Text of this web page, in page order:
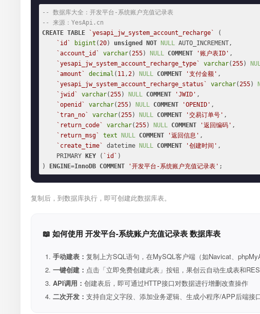
-- 数据库大全：开发平台-系统账户充值记录表
-- 来源：YesApi.cn
CREATE TABLE `yesapi_jw_system_account_recharge`
(
`id`
bigint (20) unsigned NOT NULL AUTO_INCREMENT,
`account_id`
varchar(255) NULL COMMENT '账户表ID' ,
`yesapi_jw_system_account_recharge_type`
varchar(255)
`amount`
decimal ( 11,2) NULL COMMENT '支付金额' ,
`yesapi_jw_system_account_recharge_status`
varchar(255)
`jwid`
varchar(255) NULL COMMENT 'JWID' ,
`openid`
varchar(255) NULL COMMENT 'OPENID' ,
`tran_no`
varchar(255) NULL COMMENT '交易订单号' ,
`return_code`
varchar(255) NULL COMMENT '返回编码' ,
`return_msg`
text NULL COMMENT '返回信息' ,
`create_time`
datetime NULL COMMENT '创建时间' ,
    PRIMARY
KEY ( `id` )
)
ENGINE=InnoDB COMMENT '开发平台-系统账户充值记录表' ;
复制后，到数据库执行，即可创建此数据库表。
📖 如何使用 开发平台-系统账户充值记录表 数据库表
手动建表： 复制上方SQL语句，在MySQL客户端（如Navicat、
一键创建： 点击「立即免费创建此表」按钮，果创云自动生成表和
API调用： 创建表后，即可通过HTTP接口对数据进行增删改查操作
二次开发： 支持自定义字段、添加业务逻辑、生成小程序/APP后端接